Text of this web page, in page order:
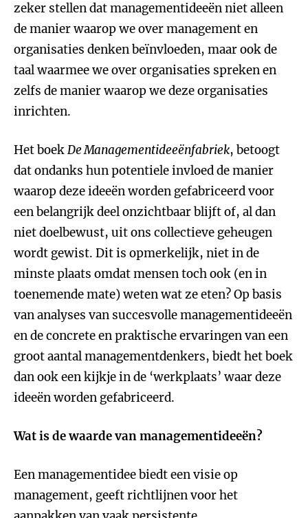
zeker stellen dat managementideeën niet alleen
de manier waarop we over management en
organisaties denken beïnvloeden, maar ook de
taal waarmee we over organisaties spreken en
zelfs de manier waarop we deze organisaties
inrichten.
Het boekDe Managementideeënfabriek, betoogt
dat ondanks hun potentiele invloed de manier
waarop deze ideeën worden gefabriceerd voor
een belangrijk deel onzichtbaar blijft of, al dan
niet doelbewust, uit ons collectieve geheugen
wordt gewist. Dit is opmerkelijk, niet in de
minste plaats omdat mensen toch ook (en in
toenemende mate) weten wat ze eten? Op basis
van analyses van succesvolle managementideeën
en de concrete en praktische ervaringen van een
groot aantal managementdenkers, biedt het boek
dan ook een kijkje in de ‘werkplaats’ waar deze
ideeën worden gefabriceerd.
Wat is de waarde van managementideeën?
Een managementidee biedt een visie op
management, geeft richtlijnen voor het